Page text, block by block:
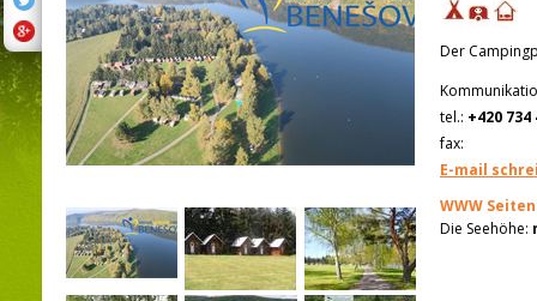
Der
tel.: +420 734
fax:
E-mail
WWW Seiten
Die Seehöhe: